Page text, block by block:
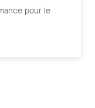
pour le